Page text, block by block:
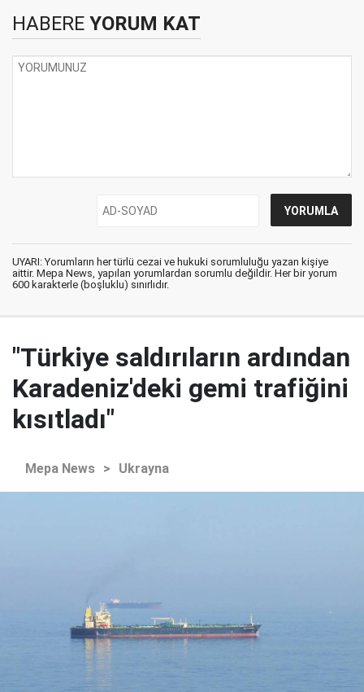
HABERE YORUM KAT
UYARI: Yorumların her türlü cezai ve hukuki sorumluluğu yazan kişiye
aittir. Mepa News, yapılan yorumlardan sorumlu değildir. Her bir yorum
600 karakterle (boşluklu) sınırlıdır.
"Türkiye saldırıların ardından
Karadeniz'deki gemi trafiğini
kısıtladı"
Mepa News > Ukrayna